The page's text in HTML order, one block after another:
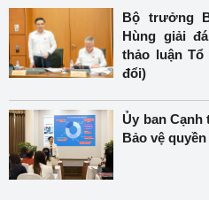
Bộ trưởng
Hùng giải
thảo luận
đổi)
Ủy ban Cạnh
Bảo vệ